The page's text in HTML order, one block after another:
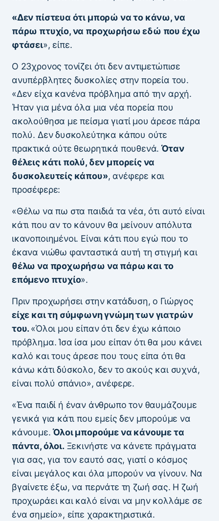
«Δεν πίστευα ότι μπορώ να το κάνω, να
πάρω πτυχίο, να προχωρήσω εδώ που έχω
φτάσει», είπε.
Ο 23χρονος τονίζει ότι δεν αντιμετώπισε
ανυπέρβλητες δυσκολίες στην πορεία του.
«Δεν είχα κανένα πρόβλημα από την αρχή.
Ήταν για μένα όλα μια νέα πορεία που
ακολούθησα με πείσμα γιατί μου άρεσε πάρα
πολύ. Δεν δυσκολεύτηκα κάπου ούτε
πρακτικά ούτε θεωρητικά πουθενά.Όταν
θέλεις κάτι πολύ, δεν μπορείς να
δυσκολευτείς κάπου», ανέφερε και
προσέφερε:
«Θέλω να πω στα παιδιά τα νέα, ότι αυτό είναι
κάτι που αν το κάνουν θα μείνουν απόλυτα
ικανοποιημένοι. Είναι κάτι που εγώ που το
έκανα νιώθω φανταστικά αυτή τη στιγμή και
θέλω να προχωρήσω να πάρω και το
επόμενο πτυχίο».
Πριν προχωρήσει στην κατάδυση, ο Γιώργος
είχε και τη σύμφωνη γνώμη των γιατρών
του. «Όλοι μου είπαν ότι δεν έχω κάποιο
πρόβλημα. Ίσα ίσα μου είπαν ότι θα μου κάνει
καλό και τους άρεσε που τους είπα ότι θα
κάνω κάτι δύσκολο, δεν το ακούς και συχνά,
είναι πολύ σπάνιο», ανέφερε.
«Ένα παιδί ή έναν άνθρωπο τον θαυμάζουμε
γενικά για κάτι που εμείς δεν μπορούμε να
κάνουμε.Όλοι μπορούμε να κάνουμε τα
πάντα, όλοι. Ξεκινήστε να κάνετε πράγματα
για σας, για τον εαυτό σας, γιατί ο κόσμος
είναι μεγάλος και όλα μπορούν να γίνουν. Να
βγαίνετε έξω, να περνάτε τη ζωή σας. Η ζωή
προχωράει και καλό είναι να μην κολλάμε σε
ένα σημείο», είπε χαρακτηριστικά.